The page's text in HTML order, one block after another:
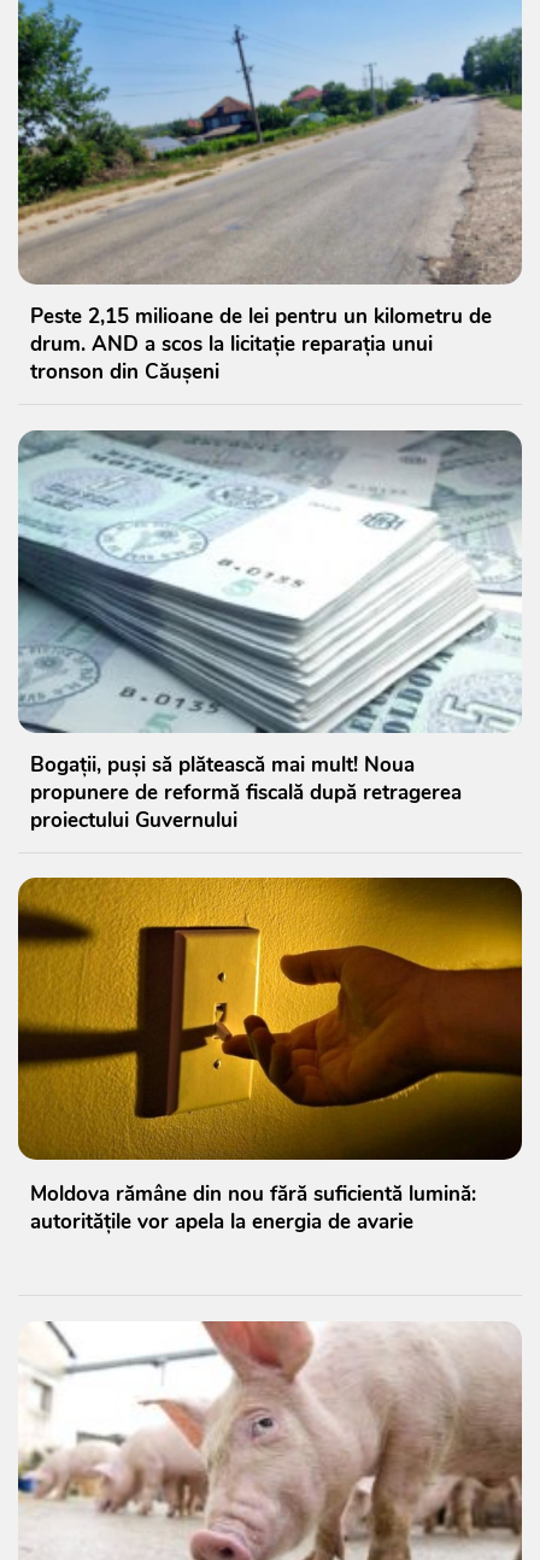
Peste 2,15 milioane de lei pentru un kilometru de
drum. AND a scos la licitație reparația unui
tronson din Căușeni
Bogații, puși să plătească mai mult! Noua
propunere de reformă fiscală după retragerea
proiectului Guvernului
Moldova rămâne din nou fără suficientă lumină:
autoritățile vor apela la energia de avarie